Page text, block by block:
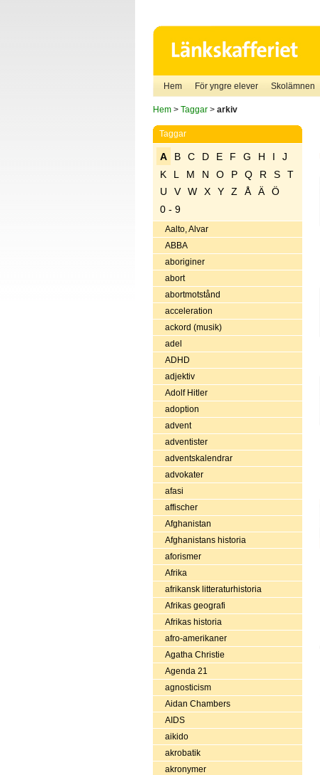
Hem För yngre elever Skolämnen
Hem> Taggar> arkiv
Taggar
A B C D E F G H I
J
K
L M N O P Q R S
T
U
V W X Y Z Å Ä
Ö
0 - 9
Aalto, Alvar
ABBA
aboriginer
abort
abortmotstånd
acceleration
ackord (musik)
adel
ADHD
adjektiv
Adolf Hitler
adoption
advent
adventister
adventskalendrar
advokater
afasi
affischer
Afghanistan
Afghanistans historia
aforismer
Afrika
afrikansk litteraturhistoria
Afrikas geografi
Afrikas historia
afro-amerikaner
Agatha Christie
Agenda 21
agnosticism
Aidan Chambers
AIDS
aikido
akrobatik
akronymer